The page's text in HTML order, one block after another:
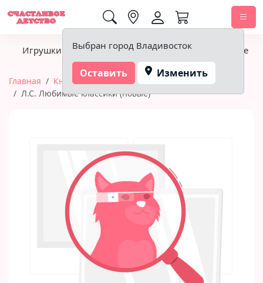
Выбран город Владивосток
Оставить Изменить
Игрушки Детское питание Подгузники, гигиена
Главная Книги
Проф-Пресс (книги)
Л.С. Любимые классики (новые)